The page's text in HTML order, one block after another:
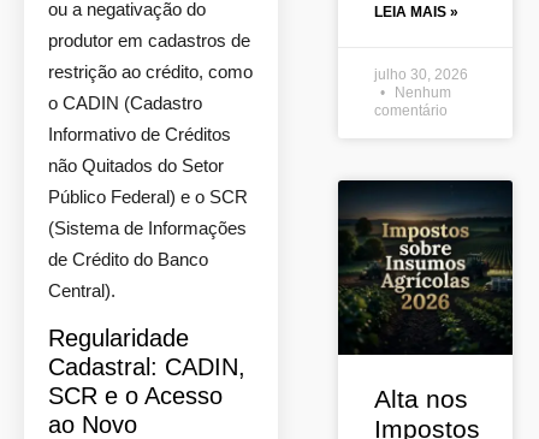
ou a negativação do
produtor em cadastros de
restrição ao crédito, como
o CADIN (Cadastro
Informativo de Créditos
não Quitados do Setor
Público Federal) e o SCR
(Sistema de Informações
de Crédito do Banco
Central).
Regularidade
Cadastral: CADIN,
SCR e o Acesso
ao Novo
LEIA MAIS »
julho 30, 2026
Nenhum
comentário
Alta nos
Impostos